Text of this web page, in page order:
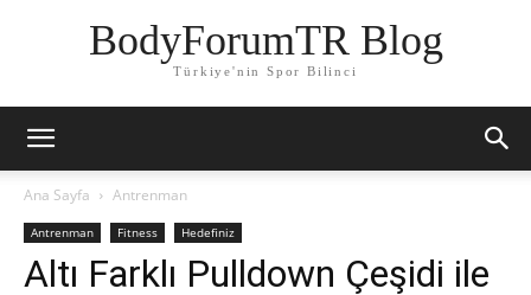
BodyForumTR Blog
Türkiye'nin Spor Bilinci
Ana Sayfa Antrenman
Antrenman Fitness Hedefiniz
Altı Farklı Pulldown Çeşidi ile